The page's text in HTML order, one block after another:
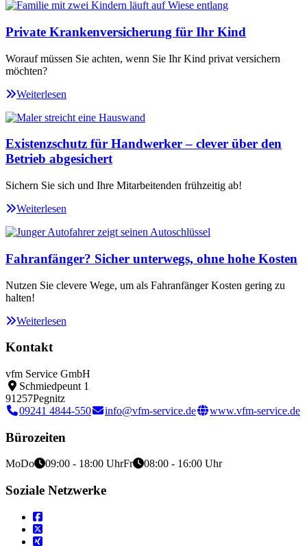
Private Krankenversicherung für Ihr Kind
Worauf müssen Sie achten, wenn Sie Ihr Kind privat versichern
möchten?
Weiterlesen
Existenzschutz für Handwerker – clever über den
Betrieb abgesichert
Sichern Sie sich und Ihre Mitarbeitenden frühzeitig ab!
Weiterlesen
Fahranfänger? Sicher unterwegs, ohne hohe Kosten
Nutzen Sie clevere Wege, um als Fahranfänger Kosten gering zu
halten!
Weiterlesen
Kontakt
vfm Service GmbH
Schmiedpeunt 1
91257Pegnitz
09241 4844-550
info@vfm-service.de www.vfm-service.de
Bürozeiten
MoDo 09:00 - 18:00 UhrFr 08:00 - 16:00 Uhr
Soziale Netzwerke